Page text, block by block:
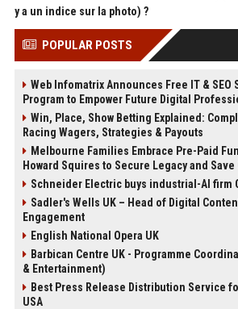
y a un indice sur la photo) ?
POPULAR POSTS
Web Infomatrix Announces Free IT &
Program to Empower Future Digital
Win, Place, Show Betting Explained:
Racing Wagers, Strategies & Payouts
Melbourne Families Embrace Pre-Paid
Howard Squires to Secure Legacy and Save
Schneider Electric buys industrial-AI firm
Sadler's Wells UK – Head of Digital
Engagement
English National Opera UK
Barbican Centre UK - Programme
& Entertainment)
Best Press Release Distribution Service
USA